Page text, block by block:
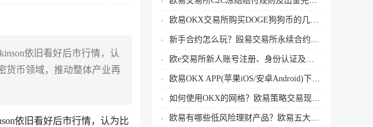
依旧看好后市行情，认
货币领域，推动整体产业再
依旧看好后市行情，认为比
欧易OKX交易所购买DOGE狗狗币的几个方式汇总
新手合约怎么玩？殴易交易所永续合约操作步骤教程(APP/Web端)
欧e交易所新人账号注册、身份认证及安全设置教程
欧易OKX APP(苹果iOS/安卓Android)下载图文教程
如何使用OKX的网格？欧易策略交易现货网格新手操作流程
欧易有哪些低风险理财产品？欧易五大低风险理财产品详细介绍